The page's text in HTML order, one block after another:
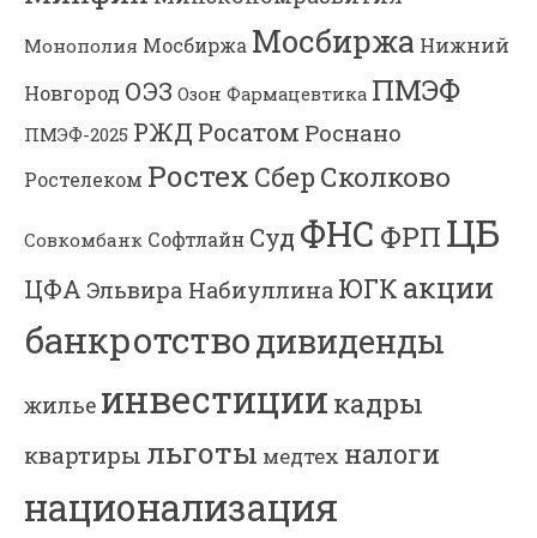
Монополия Мосбиржа Мосбиржа Нижний
Новгород ОЭЗ Озон Фармацевтика ПМЭФ
ПМЭФ-2025 РЖД Росатом Роснано
Ростелеком Ростех Сбер Сколково
Совкомбанк Софтлайн Суд ФНС ФРП ЦБ
ЦФА Эльвира Набиуллина ЮГК акции
банкротстводивиденды
жилье инвестиции кадры
квартиры льготы медтех налоги
национализация